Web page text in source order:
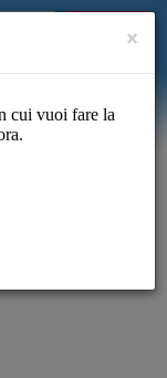
ISCRIVITI
×